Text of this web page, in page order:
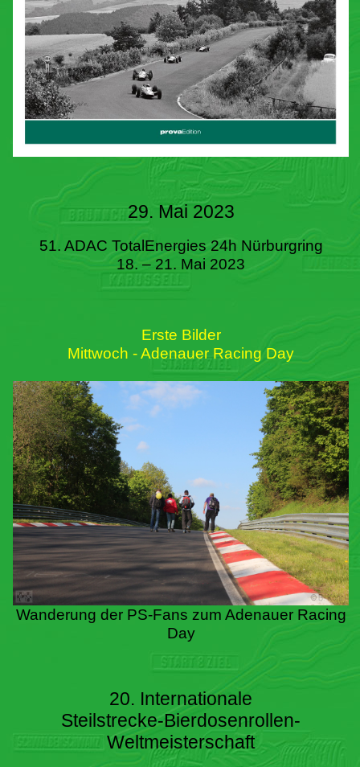
29. Mai 2023
51. ADAC TotalEnergies 24h Nürburgring
18. – 21. Mai 2023
Erste Bilder
Mittwoch - Adenauer Racing Day
Wanderung der PS-Fans zum Adenauer Racing
Day
20. Internationale
Steilstrecke-Bierdosenrollen-
Weltmeisterschaft